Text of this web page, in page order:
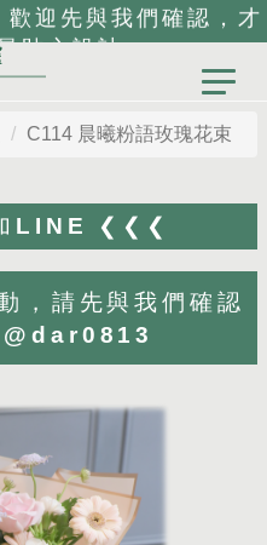
C114 晨曦粉語玫瑰花束
LINE ❮❮❮
，請先與我們確認
迎先與我們確認，才
貼心設計